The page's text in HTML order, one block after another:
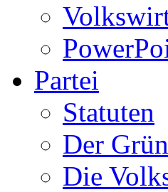
Partei
Statuten
Der
Die